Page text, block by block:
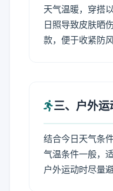
天气温暖，穿搭
日照导致皮肤晒
款，便于收紧防
三、户外
结合今日天气条
气温条件一般，
户外运动时尽量